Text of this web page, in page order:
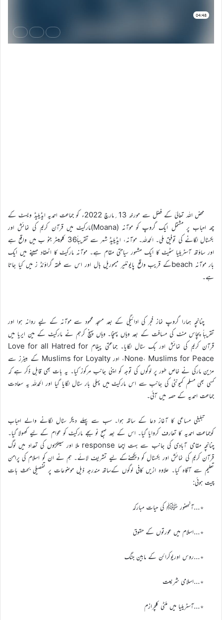
محض اللہ تعالیٰ کے فضل سے مورخہ 13؍مارچ 2022ء کو جماعت احمدیہ ایڈیلیڈ ویسٹ کے
چھ احباب پر مشتمل ایک گروپ کو موآنہ (Moana)مارکیٹ میں قرآن کریم کی نمائش اور
بکسٹال لگانے کی توفیق ملی۔ الحمدللہ۔ موآنہ، ایڈیلیڈ شہر سے تقریباً36 کلومیٹر جنو ب میں واقع ہے
اور ساؤتھ آسٹریلیا سٹیٹ کا ایک مشہور سیاحتی مقام ہے۔ موآنہ مارکیٹ کا انعقاد مہینے میں ایک
بار موآنہ beachکے قریب واقع پایونئیر میموریل ہال اور اس سے ملحقہ گراؤنڈ ز میں کیا جاتا
ہے۔
چنانچہ ہمارا گروپ نماز فجر کی ادائیگی کے بعد مسجد محمود سے موآنہ کے لیے روانہ ہوا اور
تقریباً پچاس منٹ کی مسافت کے بعد وہاں پہنچا۔ وہاں پہنچ کرہم نے مارکیٹ کے مین ایریا میں
قرآن کریم کی نمائش اور بک سٹال لگایا۔ جماعتی پیغام Love for all Hatred for
None، Muslims for Peace، اور Muslims for Loyalty کے بینرز سے
مزین مارکی نے خاص طور پر لوگوں کی توجہ کو اپنی جانب مرکوز کیا۔ یہ بات بھی قابل ذکر ہے کہ
کسی بھی مسلم کمیونٹی کی جانب سے اس مارکیٹ میں پہلی بار سٹال لگایا گیا اور الحمدللہ یہ سعادت
جماعت احمدیہ کے حصہ میں آئی۔
تبلیغی مساعی کا آغاز دعا کے ساتھ ہوا۔ سب سے پہلے دیگر سٹال لگانے والے احباب
کوجماعت احمدیہ کا تعارف کروایا گیا۔ اس کے بعد صبح نو بجے مارکیٹ کو عوام کے لیے کھولا گیا۔
چنانچہ مقامی آبادی کی جانب سے بہت اچھا response ملا اور سینکڑوں کی تعداد میں لوگ
قرآن کریم کی نمائش اور بکسٹال کو دیکھنےکے لیے تشریف لائے۔ ہم نے ان کو اسلام کی پرامن
تعلیم سے آگاہ کیا۔ علاوہ ازیں کافی لوگوں کےساتھ مندرجہ ذیل موضوعات پر تفصیلی بحث بات
چیت ہوئی:
٭…آنحضور ﷺ کی حیات مبارکہ
٭…اسلام میں عورتوں کے حقوق
٭…روس اوریوکرائن کے مابین جنگ
٭…اسلامی شریعت
٭…آسٹریلیا میں ملٹی کلچرازم